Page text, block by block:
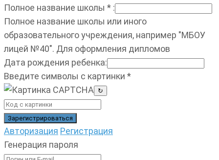
Полное название школы * :
Полное название школы или иного
образовательного учреждения, например "МБОУ
лицей №40". Для оформления дипломов
Дата рождения ребенка:
Введите символы с картинки *
↻
Авторизация Регистрация
Генерация пароля